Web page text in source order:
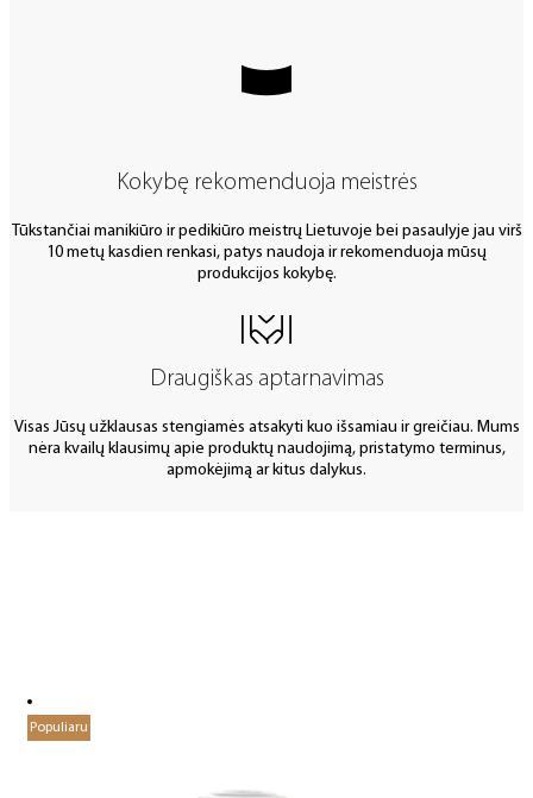
Kokybę rekomenduoja meistrės
Tūkstančiai manikiūro ir pedikiūro meistrų Lietuvoje bei pasaulyje jau virš
10 metų kasdien renkasi, patys naudoja ir rekomenduoja mūsų
produkcijos kokybę.
Draugiškas aptarnavimas
Visas Jūsų užklausas stengiamės atsakyti kuo išsamiau ir greičiau. Mums
nėra kvailų klausimų apie produktų naudojimą, pristatymo terminus,
apmokėjimą ar kitus dalykus.
Populiaru